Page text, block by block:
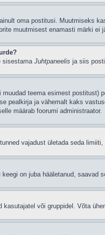
oma postitusi. Muutmiseks
muutmisest enamasti märki ei
sisestama Juhtpaneelis ja siis
teema esimest postitust)
pealkirja ja vähemalt kaks
määrab foorumi administraator.
vajadust ületada seda
on juba hääletanud, saavad
või gruppidel. Võta